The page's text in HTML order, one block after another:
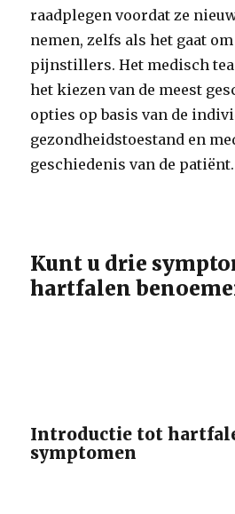
raadplegen voordat ze
nemen, zelfs als het gaat
pijnstillers. Het medisch
het kiezen van de meest
opties op basis van de
gezondheidstoestand en
geschiedenis van de patiënt.
Kunt u drie
hartfalen
Introductie tot
symptomen